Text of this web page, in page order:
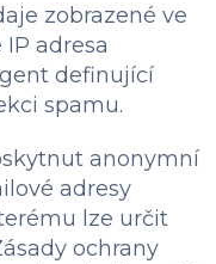
zobrazené ve
adresa
definující
spamu.
anonymní
adresy
lze určit
ochrany